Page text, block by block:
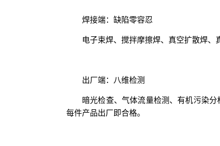
焊接端：缺陷零容忍
电子束焊、搅拌摩擦焊、真空扩散焊
出厂端：八维检测
暗光检查、气体流量检测、有机污染
每件产品出厂即合格。